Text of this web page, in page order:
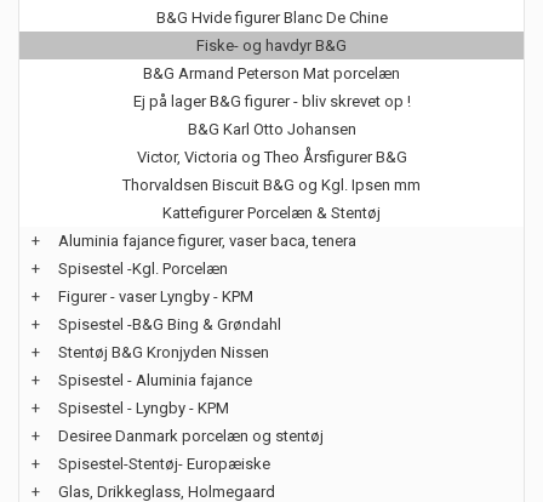
B&G Hvide figurer Blanc De Chine
Fiske- og havdyr B&G
B&G Armand Peterson Mat porcelæn
Ej på lager B&G figurer - bliv skrevet op !
B&G Karl Otto Johansen
Victor, Victoria og Theo Årsfigurer B&G
Thorvaldsen Biscuit B&G og Kgl. Ipsen mm
Kattefigurer Porcelæn & Stentøj
+
Aluminia fajance figurer, vaser baca, tenera
+
Spisestel -Kgl. Porcelæn
+
Figurer - vaser Lyngby - KPM
+
Spisestel -B&G Bing & Grøndahl
+
Stentøj B&G Kronjyden Nissen
+
Spisestel - Aluminia fajance
+
Spisestel - Lyngby - KPM
+
Desiree Danmark porcelæn og stentøj
+
Spisestel-Stentøj- Europæiske
+
Glas, Drikkeglass, Holmegaard